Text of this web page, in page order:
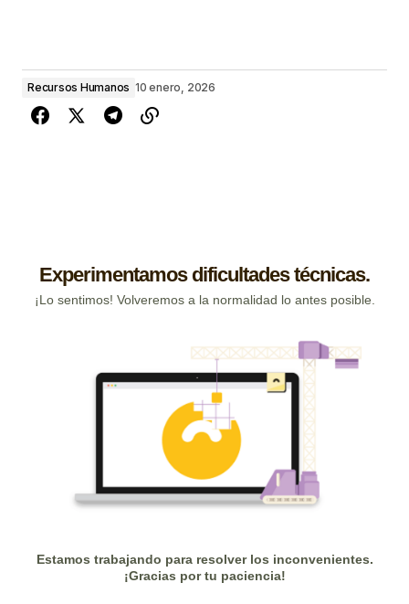
Recursos Humanos 10 enero, 2026